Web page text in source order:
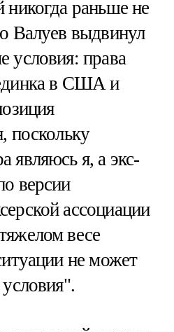
никогда раньше не
Валуев выдвинул
условия: права
в США и
поскольку
являюсь я, а экс-
версии
ассоциации
весе
не может